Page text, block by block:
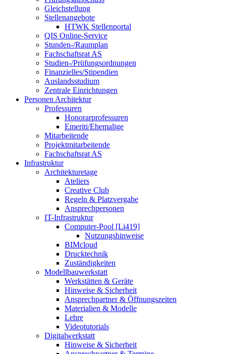
Gleichstellung
Stellenangebote
HTWK Stellenportal
QIS Online-Service
Stunden-/Raumplan
Fachschaftsrat AS
Studien-/Prüfungsordnungen
Finanzielles/Stipendien
Auslandsstudium
Zentrale Einrichtungen
Personen Architektur
Professuren
Honorarprofessuren
Emeriti/Ehemalige
Mitarbeitende
Projektmitarbeitende
Fachschaftsrat AS
Infrastruktur
Architekturetage
Ateliers
Creative Club
Regeln & Platzvergabe
Ansprechpersonen
IT-Infrastruktur
Computer-Pool [Li419]
Nutzungshinweise
BIMcloud
Drucktechnik
Zuständigkeiten
Modellbauwerkstatt
Werkstätten & Geräte
Hinweise & Sicherheit
Ansprechpartner & Öffnungszeiten
Materialien & Modelle
Lehre
Videotutorials
Digitalwerkstatt
Hinweise & Sicherheit